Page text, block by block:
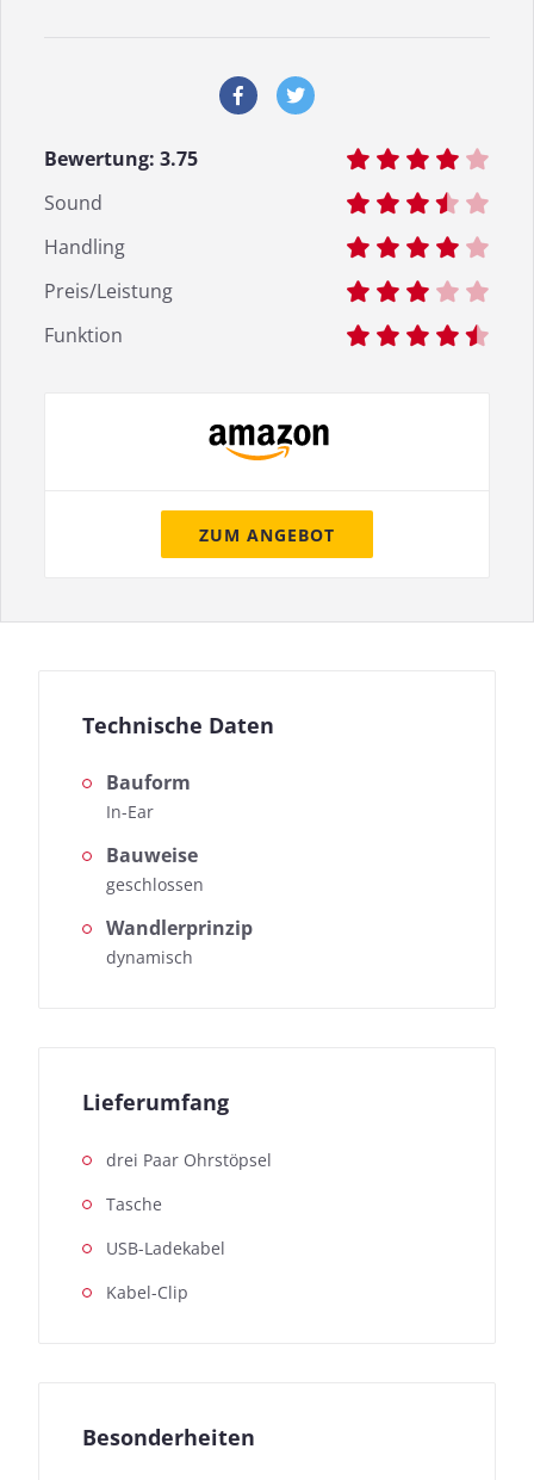
Bewertung: 3.75
Sound
Handling
Preis/Leistung
Funktion
ZUM ANGEBOT
Technische Daten
Bauform
In-Ear
Bauweise
geschlossen
Wandlerprinzip
dynamisch
Lieferumfang
drei Paar Ohrstöpsel
Tasche
USB-Ladekabel
Kabel-Clip
Besonderheiten